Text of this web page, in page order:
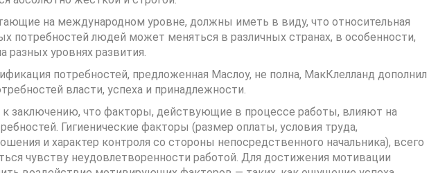
на международном уровне, должны иметь в виду, что относительная
потребностей людей может меняться в различных странах, в особенности,
разных уровнях развития.
потребностей, предложенная Маслоу, не полна, МакКлелланд дополнил
власти, успеха и принадлежности.
к заключению, что факторы, действующие в процессе работы, влияют на
Гигиенические факторы (размер оплаты, условия труда,
и характер контроля со стороны непосредственного начальника), всего
чувству неудовлетворенности работой. Для достижения мотивации